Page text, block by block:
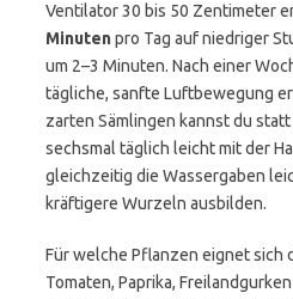
Ventilator 30 bis 50 Zentimeter
Minutenpro Tag auf niedriger
um 2–3 Minuten. Nach einer
tägliche, sanfte Luftbewegung
zarten Sämlingen kannst du
sechsmal täglich leicht mit der
gleichzeitig die Wassergaben
kräftigere Wurzeln ausbilden.
Für welche Pflanzen eignet sich
Tomaten, Paprika,